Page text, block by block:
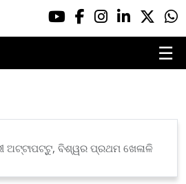
☰
ଅଟ୍ଟାପଟ୍ଟୁ, ବିଶ୍ୱର ପ୍ରଥମ ଖେଳାଳି